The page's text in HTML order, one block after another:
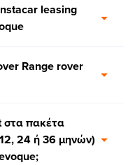
instacar leasing
Range rover
στα πακέτα
24 ή 36 μηνών)